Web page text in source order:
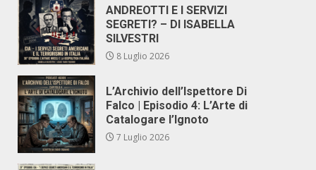
ANDREOTTI E I SERVIZI
SEGRETI? – DI ISABELLA
SILVESTRI
8 Luglio 2026
L’Archivio dell’Ispettore Di
Falco | Episodio 4: L’Arte di
Catalogare l’Ignoto
7 Luglio 2026